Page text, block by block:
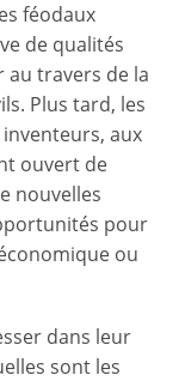
féodaux
de qualités
au travers de la
Plus tard, les
aux
ouvert de
nouvelles
pour
ou
dans leur
sont les